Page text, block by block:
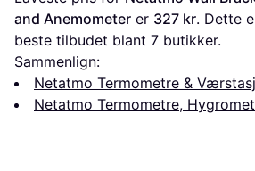
and Anemometer er 327 kr. Dette
beste tilbudet blant 7 butikker.
Sammenlign:
Netatmo Termometre &
Netatmo Termometre,